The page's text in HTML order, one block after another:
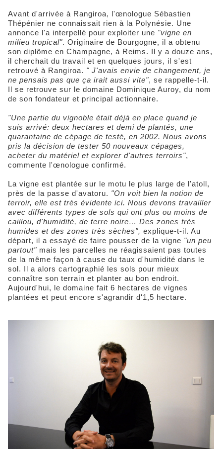
Avant d'arrivée à Rangiroa, l'œnologue Sébastien
Thépénier ne connaissait rien à la Polynésie. Une
annonce l'a interpellé pour exploiter une "vigne en
milieu tropical". Originaire de Bourgogne, il a obtenu
son diplôme en Champagne, à Reims. Il y a douze ans,
il cherchait du travail et en quelques jours, il s'est
retrouvé à Rangiroa. " J'avais envie de changement, je
ne pensais pas que ça irait aussi vite", se rappelle-t-il.
Il se retrouve sur le domaine Dominique Auroy, du nom
de son fondateur et principal actionnaire.
"Une partie du vignoble était déjà en place quand je
suis arrivé: deux hectares et demi de plantés, une
quarantaine de cépage de testé, en 2002. Nous avons
pris la décision de tester 50 nouveaux cépages,
acheter du matériel et explorer d'autres terroirs",
commente l'œnologue confirmé.
La vigne est plantée sur le motu le plus large de l'atoll,
près de la passe d'avatoru. "On voit bien la notion de
terroir, elle est très évidente ici. Nous devons travailler
avec différents types de sols qui ont plus ou moins de
caillou, d'humidité, de terre noire… Des zones très
humides et des zones très sèches", explique-t-il. Au
départ, il a essayé de faire pousser de la vigne "un peu
partout" mais les parcelles ne réagissaient pas toutes
de la même façon à cause du taux d'humidité dans le
sol. Il a alors cartographié les sols pour mieux
connaître son terrain et planter au bon endroit.
Aujourd'hui, le domaine fait 6 hectares de vignes
plantées et peut encore s'agrandir d'1,5 hectare.